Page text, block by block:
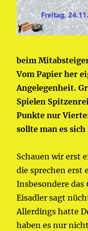
beim
Vom Papier her
Angelegenheit.
Spielen
Punkte nur
sollte man es
Schauen wir erst
die sprechen erst
Insbesondere das
Eisadler sagt
Allerdings hatte
haben es nur